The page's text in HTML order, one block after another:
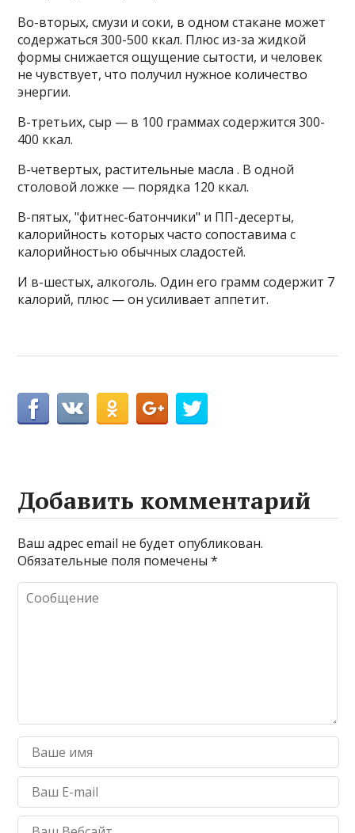
Во-вторых, смузи и соки, в одном стакане может
содержаться 300-500 ккал. Плюс из-за жидкой
формы снижается ощущение сытости, и человек
не чувствует, что получил нужное количество
энергии.
В-третьих, сыр — в 100 граммах содержится 300-
400 ккал.
В-четвертых, растительные масла . В одной
столовой ложке — порядка 120 ккал.
В-пятых, "фитнес-батончики" и ПП-десерты,
калорийность которых часто сопоставима с
калорийностью обычных сладостей.
И в-шестых, алкоголь. Один его грамм содержит 7
калорий, плюс — он усиливает аппетит.
Добавить комментарий
Ваш адрес email не будет опубликован.
Обязательные поля помечены*